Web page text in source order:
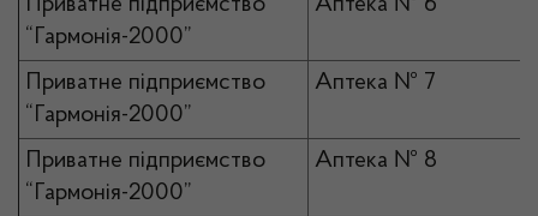
Приватне підприємство
“Гармонія-2000”
Аптека № 6
Приватне підприємство
“Гармонія-2000”
Аптека № 7
Приватне підприємство
“Гармонія-2000”
Аптека № 8